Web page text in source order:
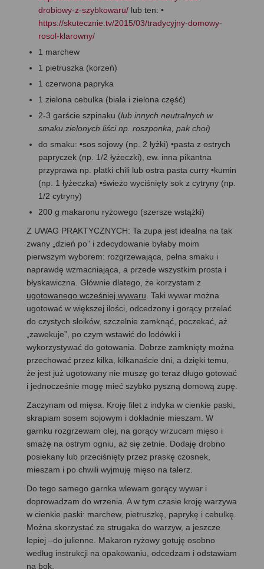
drobiowy-z-szybkowaru/ lub ten: •
https://skutecznie.tv/2015/03/tradycyjny-domowy-
rosol-klarowny/
1 marchew
1 pietruszka (korzeń)
1 czerwona papryka
1 zielona cebulka (biała i zielona część)
2-3 garście szpinaku (lub innych neutralnych w
smaku zielonych liści np. roszponka, pak choi)
do smaku: •sos sojowy (np. 2 łyżki) •pasta z ostrych
papryczek (np. 1/2 łyżeczki), ew. inna pikantna
przyprawa np. płatki chili lub ostra pasta curry •kumin
(np. 1 łyżeczka) •świeżo wyciśnięty sok z cytryny (np.
1/2 cytryny)
200 g makaronu ryżowego (szersze wstążki)
Z UWAG PRAKTYCZNYCH: Ta zupa jest idealna na tak
zwany „dzień po” i zdecydowanie byłaby moim
pierwszym wyborem: rozgrzewająca, pełna smaku i
naprawdę wzmacniająca, a przede wszystkim prosta i
błyskawiczna. Głównie dlatego, że korzystam z
ugotowanego wcześniej wywaru . Taki wywar można
ugotować w większej ilości, odcedzony i gorący przelać
do czystych słoików, szczelnie zamknąć, poczekać, aż
„zawekuje”, po czym wstawić do lodówki i
wykorzystywać do gotowania. Dobrze zamknięty można
przechować przez kilka, kilkanaście dni, a dzięki temu,
że jest już ugotowany nie muszę go teraz długo gotować
i jednocześnie mogę mieć szybko pyszną domową zupę.
Zaczynam od mięsa. Kroję filet z indyka w cienkie paski,
skrapiam sosem sojowym i dokładnie mieszam. W
garnku rozgrzewam olej, na gorący wrzucam mięso i
smażę na ostrym ogniu, aż się zetnie. Dodaję drobno
posiekany lub przeciśnięty przez praskę czosnek,
mieszam i po chwili wyjmuję mięso na talerz.
Do tego samego garnka wlewam gorący wywar i
doprowadzam do wrzenia. A w tym czasie kroję warzywa
w cienkie paski: marchew, pietruszkę, paprykę i cebulkę.
Można skorzystać ze strugaka do warzyw, a jeszcze
lepiej –do julienne. Makaron ryżowy gotuję osobno
według instrukcji na opakowaniu, odcedzam i odstawiam
na bok.